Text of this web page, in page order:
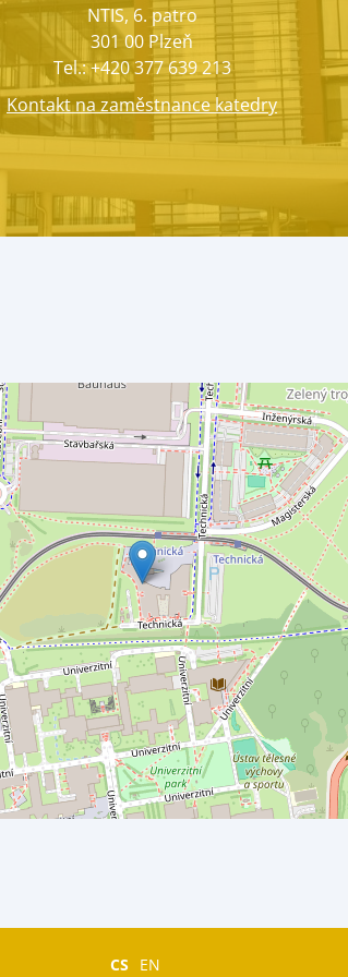
NTIS, 6. patro
301 00 Plzeň
Tel.: +420 377 639 213
Kontakt na zaměstnance katedry
CS EN